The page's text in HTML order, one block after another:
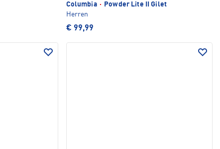
Columbia ·
Powder Lite II Gilet
Herren
€ 99,99